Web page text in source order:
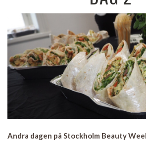
Andra dagen på Stockholm Beauty